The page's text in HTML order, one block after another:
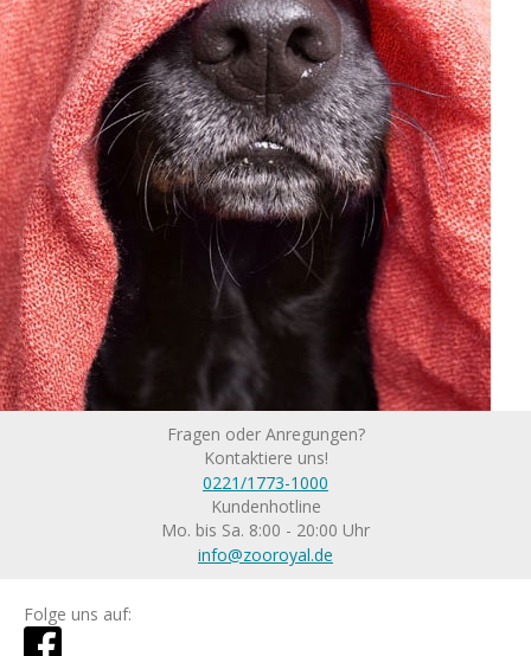
Fragen oder Anregungen?
Kontaktiere uns!
0221/1773-1000
Kundenhotline
Mo. bis Sa. 8:00 - 20:00 Uhr
info@zooroyal.de
Folge uns auf: